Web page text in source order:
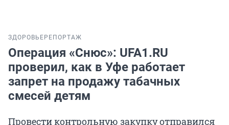
ЗДОРОВЬЕ РЕПОРТАЖ
Операция «Снюс»: UFA1.RU
проверил, как в Уфе работает
запрет на продажу табачных
смесей детям
Провести контрольную закупку отправился